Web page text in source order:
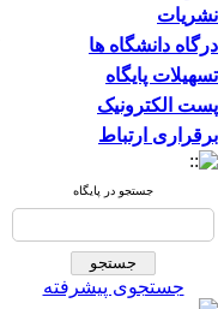
نشریات
درگاه دانشگاه ها
تسهیلات پایگاه
پست الکترونیک
برقراری ارتباط
جستجو در پایگاه
جستجوی پیشرفته